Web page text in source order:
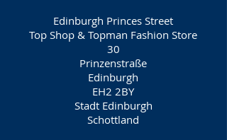
Edinburgh Princes Street
Top Shop & Topman Fashion Store
30
Prinzenstraße
Edinburgh
EH2 2BY
Stadt Edinburgh
Schottland